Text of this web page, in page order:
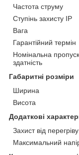
Частота струму
Ступінь захисту IP
Вага
Гарантійний термін
Номінальна
здатність
Габаритні розміри
Ширина
Висота
Додаткові
Захист від перегріву
Максимальний